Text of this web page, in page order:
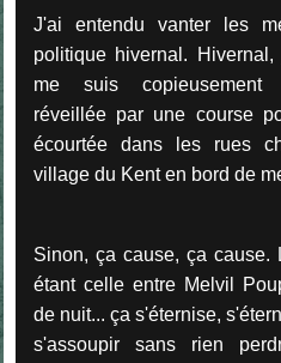
J'ai entendu vanter les
politique hivernal.
me suis copieusement
réveillée par une course
écourtée dans les rues
village du Kent en bord de
Sinon, ça cause, ça cause.
étant celle entre Melvil
de nuit... ça s'éternise,
s'assoupir sans rien